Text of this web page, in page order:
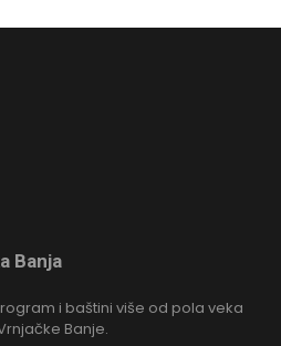
Banja
i baštini više od pola veka
Banje.